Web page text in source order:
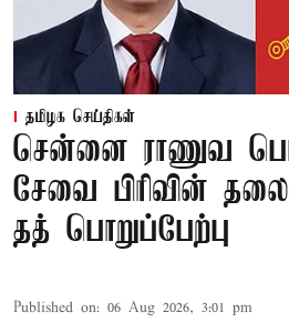
தமிழக செய்திகள்
சென்னை ராணுவ
சேவை பிரிவின்
தத் பொறுப்பேற்பு
Published on: 06 Aug 2026, 3:01 pm